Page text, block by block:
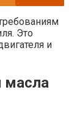
Это
и
масла